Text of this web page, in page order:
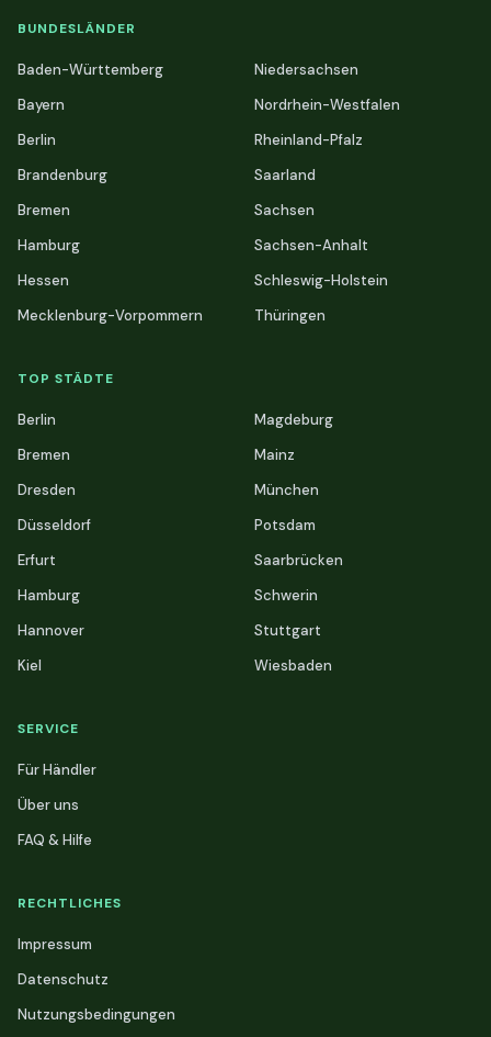
BUNDESLÄNDER
Baden-Württemberg
Bayern
Berlin
Brandenburg
Bremen
Hamburg
Hessen
Mecklenburg-Vorpommern
Niedersachsen
Nordrhein-Westfalen
Rheinland-Pfalz
Saarland
Sachsen
Sachsen-Anhalt
Schleswig-Holstein
Thüringen
TOP STÄDTE
Berlin
Bremen
Dresden
Düsseldorf
Erfurt
Hamburg
Hannover
Kiel
Magdeburg
Mainz
München
Potsdam
Saarbrücken
Schwerin
Stuttgart
Wiesbaden
SERVICE
Für Händler
Über uns
FAQ & Hilfe
RECHTLICHES
Impressum
Datenschutz
Nutzungsbedingungen